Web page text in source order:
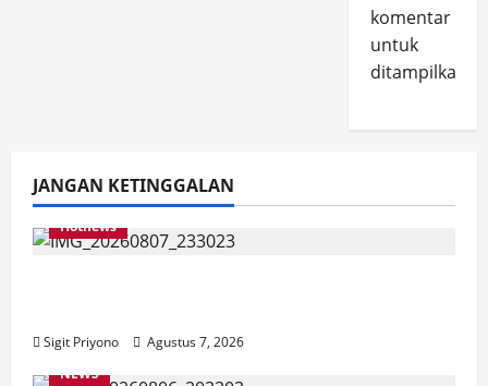
komentar
untuk
ditampilkan.
JANGAN KETINGGALAN
Hotnews
Sigit Priyono
Agustus 7, 2026
NEWS